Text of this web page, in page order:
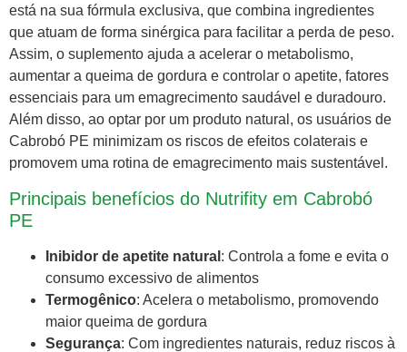
está na sua fórmula exclusiva, que combina ingredientes
que atuam de forma sinérgica para facilitar a perda de peso.
Assim, o suplemento ajuda a acelerar o metabolismo,
aumentar a queima de gordura e controlar o apetite, fatores
essenciais para um emagrecimento saudável e duradouro.
Além disso, ao optar por um produto natural, os usuários de
Cabrobó PE minimizam os riscos de efeitos colaterais e
promovem uma rotina de emagrecimento mais sustentável.
Principais benefícios do Nutrifity em Cabrobó
PE
Inibidor de apetite natural : Controla a fome e evita o
consumo excessivo de alimentos
Termogênico: Acelera o metabolismo, promovendo
maior queima de gordura
Segurança: Com ingredientes naturais, reduz riscos à